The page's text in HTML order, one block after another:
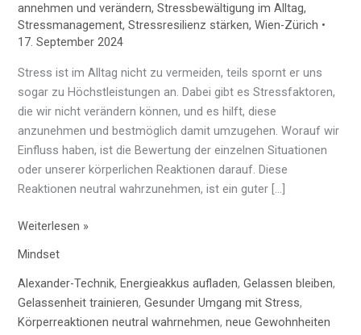
annehmen und verändern,Stressbewältigung im Alltag,
Stressmanagement,Stressresilienz stärken,Wien-Zürich •
17. September 2024
Stress ist im Alltag nicht zu vermeiden, teils spornt er uns
sogar zu Höchstleistungen an. Dabei gibt es Stressfaktoren,
die wir nicht verändern können, und es hilft, diese
anzunehmen und bestmöglich damit umzugehen. Worauf wir
Einfluss haben, ist die Bewertung der einzelnen Situationen
oder unserer körperlichen Reaktionen darauf. Diese
Reaktionen neutral wahrzunehmen, ist ein guter […]
Weiterlesen »
Mindset
Alexander-Technik,Energieakkus aufladen,Gelassen bleiben,
Gelassenheit trainieren,Gesunder Umgang mit Stress,
Körperreaktionen neutral wahrnehmen,neue Gewohnheiten